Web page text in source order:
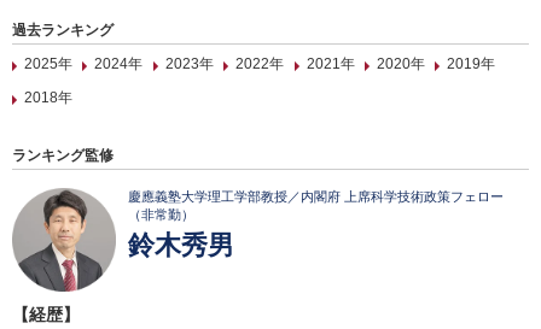
過去ランキング
2025年
2024年 2023年 2022年 2021年 2020年
2019年
2018年
ランキング監修
慶應義塾大学理工学部教授／内閣府 上席科学技術政策フェロー
（非常勤）
鈴木秀男
【経歴】